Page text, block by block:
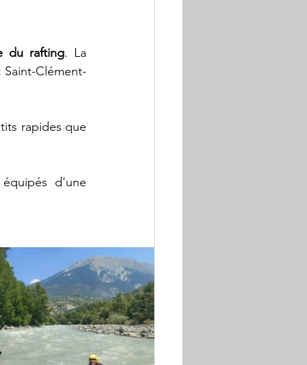
du rafting. La
Clément-
rapides que
d'une